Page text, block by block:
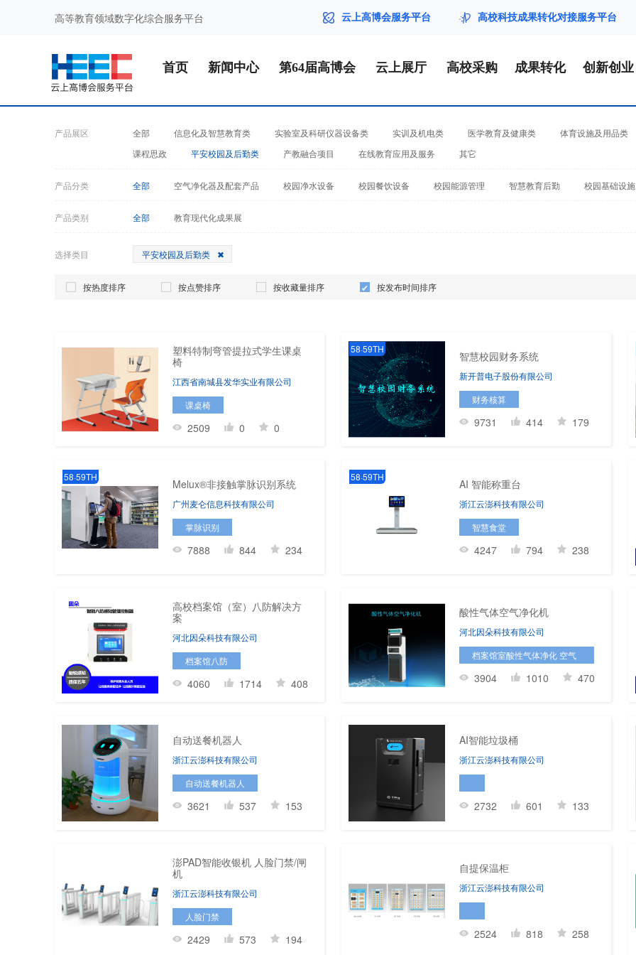
高等教育领域数字化综合服务平台 云上高博会服务平台 高校科技成果转化对接服务平台
首页 新闻中心 第64届高博会 云上展厅 高校采购 成果转化 创新创业
产品展区 全部 信息化及智慧教育类 实验室及科研仪器设备类 实训及机电类 医学教育及健康类 体育设施及用品类
课程思政
平安校园及后勤类 产教融合项目 在线教育应用及服务 其它
产品分类 全部 空气净化器及配套产品 校园净水设备 校园餐饮设备 校园能源管理 智慧教育后勤 校园基础设施
产品类别 全部 教育现代化成果展
选择类目 平安校园及后勤类
按热度排序 按点赞排序 按收藏量排序 按发布时间排序
塑料特制弯管提拉式学生课桌
椅
江西省南城县发华实业有限公司
课桌椅
2509 0 0
58·59TH 智慧校园财务系统
新开普电子股份有限公司
财务核算
9731 414 179
58·59TH Melux®非接触掌脉识别系统
广州麦仑信息科技有限公司
掌脉识别
7888 844 234
58·59TH AI 智能称重台
浙江云澎科技有限公司
智慧食堂
4247 794 238
高校档案馆（室）八防解决方
案
河北因朵科技有限公司
档案馆八防
4060 1714 408
酸性气体空气净化机
河北因朵科技有限公司
档案馆室酸性气体净化 空气
3904 1010 470
自动送餐机器人
浙江云澎科技有限公司
自动送餐机器人
3621 537 153
AI智能垃圾桶
浙江云澎科技有限公司
2732 601 133
澎PAD智能收银机 人脸门禁/闸
机
浙江云澎科技有限公司
人脸门禁
2429 573 194
自提保温柜
浙江云澎科技有限公司
2524 818 258